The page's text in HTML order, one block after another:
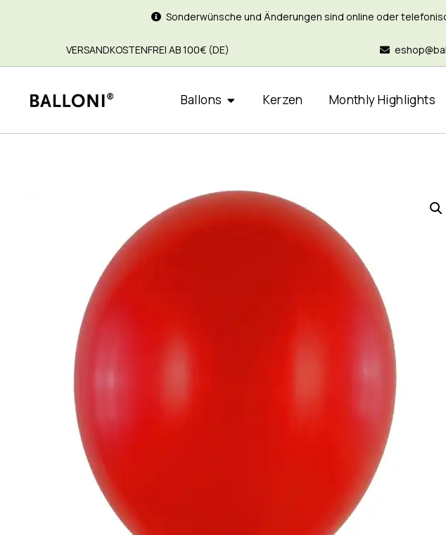
Sonderwünsche und Änderungen sind online oder
VERSANDKOSTENFREI AB 100€ (DE)
Ballons Kerzen Monthly Highlights